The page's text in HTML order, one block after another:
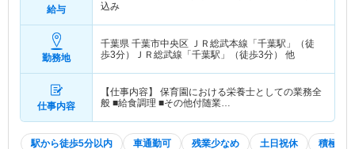
給与
込み
勤務地
千葉県 千葉市中央区 ＪＲ総武本線「千葉駅」（徒
歩3分）ＪＲ総武線「千葉駅」（徒歩3分） 他
仕事内容
【仕事内容】 保育園における栄養士としての業務全
般 ■給食調理 ■その他付随業…
駅から徒歩5分以内 車通勤可 残業少なめ 土日祝休 積極採